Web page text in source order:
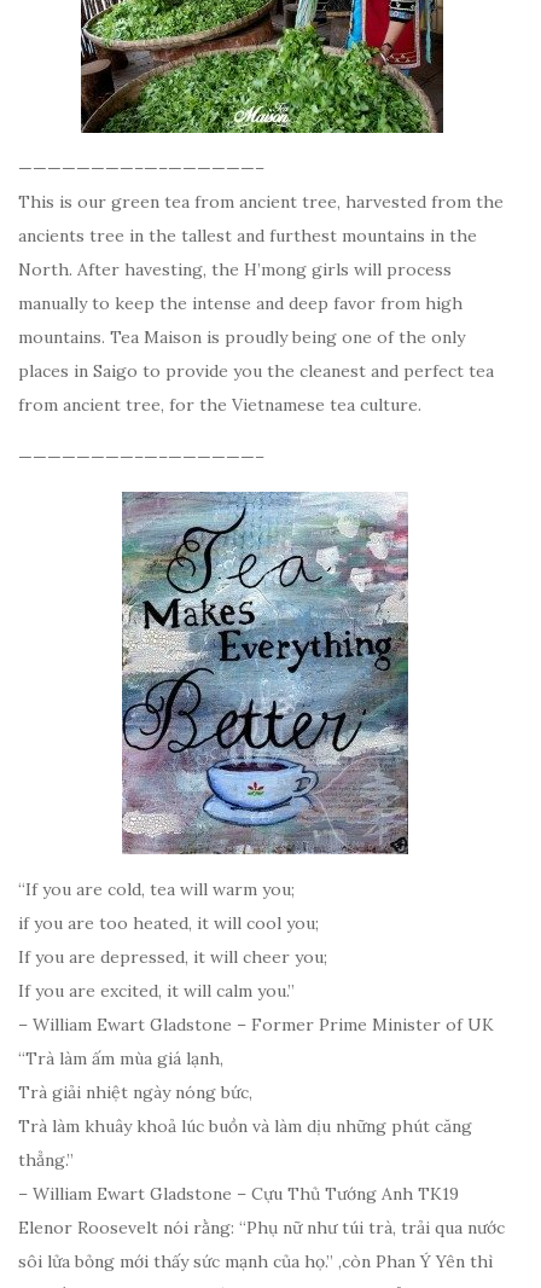
————————–—–——————–
This is our green tea from ancient tree, harvested from the
ancients tree in the tallest and furthest mountains in the
North. After havesting, the H’mong girls will process
manually to keep the intense and deep favor from high
mountains. Tea Maison is proudly being one of the only
places in Saigo to provide you the cleanest and perfect tea
from ancient tree, for the Vietnamese tea culture.
————————–—–——————–
“If you are cold, tea will warm you;
if you are too heated, it will cool you;
If you are depressed, it will cheer you;
If you are excited, it will calm you.”
– William Ewart Gladstone – Former Prime Minister of UK
“Trà làm ấm mùa giá lạnh,
Trà giải nhiệt ngày nóng bức,
Trà làm khuây khoả lúc buồn và làm dịu những phút căng
thẳng.”
– William Ewart Gladstone – Cựu Thủ Tướng Anh TK19
Elenor Roosevelt nói rằng: “Phụ nữ như túi trà, trải qua nước
sôi lửa bỏng mới thấy sức mạnh của họ.” ,còn Phan Ý Yên thì